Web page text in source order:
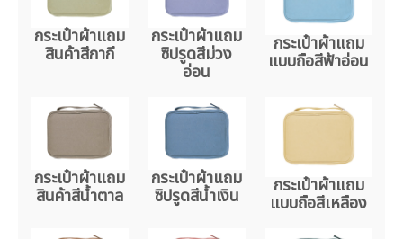
กระเป๋าผ้าแถม
สินค้าสีกากี
กระเป๋าผ้าแถม
ซิปรูดสีม่วง
อ่อน
กระเป๋าผ้าแถม
แบบถือสีฟ้าอ่อน
กระเป๋าผ้าแถม
สินค้าสีน้ำตาล
กระเป๋าผ้าแถม
ซิปรูดสีน้ำเงิน กระเป๋าผ้าแถม
แบบถือสีเหลือง